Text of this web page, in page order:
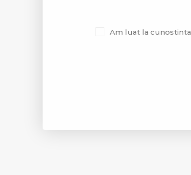
Am luat la cunostinta